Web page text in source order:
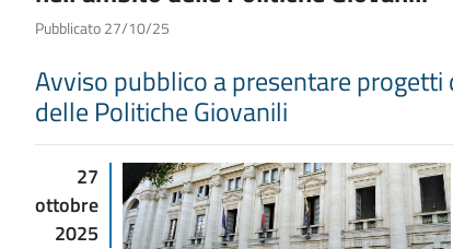
Pubblicato 27/10/25
Avviso pubblico a presentare
delle Politiche Giovanili
27
ottobre
2025